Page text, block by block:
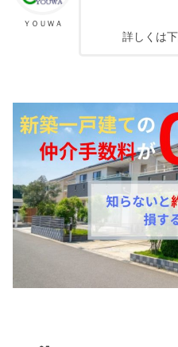
ＹＯＵＷＡ
詳しくは